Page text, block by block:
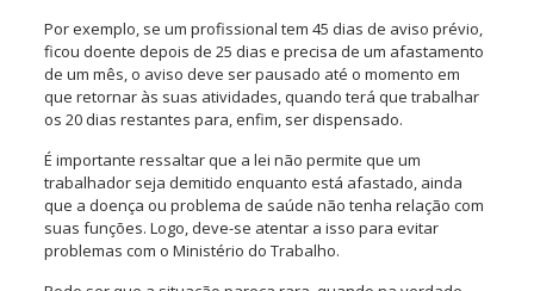
Por exemplo, se um profissional tem 45 dias de aviso prévio,
ficou doente depois de 25 dias e precisa de um afastamento
de um mês, o aviso deve ser pausado até o momento em
que retornar às suas atividades, quando terá que trabalhar
os 20 dias restantes para, enfim, ser dispensado.
É importante ressaltar que a lei não permite que um
trabalhador seja demitido enquanto está afastado, ainda
que a doença ou problema de saúde não tenha relação com
suas funções. Logo, deve-se atentar a isso para evitar
problemas com o Ministério do Trabalho.